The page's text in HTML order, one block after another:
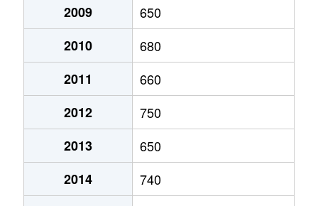
定山渓温泉西
330万円
定山渓温泉西
540万円
澄川１条
1,400万円
澄川２条
800万円
澄川２条
1,900万円
澄川２条
1,200万円
2009
650
2010
680
2011
660
2012
750
2013
650
2014
740